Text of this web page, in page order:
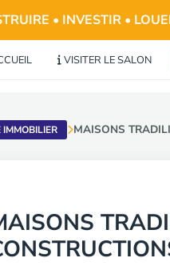
• INVESTIR •
VISITER LE SALON
IMMOBILIER MAISONS